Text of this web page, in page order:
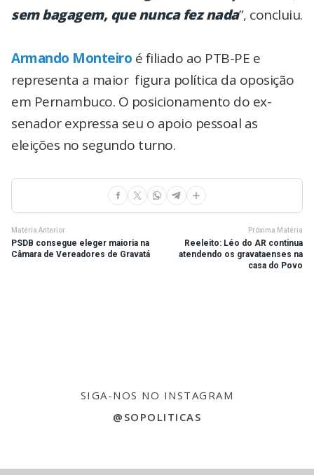
sem bagagem, que nunca fez nada”, concluiu.
Armando Monteiro é filiado ao PTB-PE e
representa a maior figura política da oposição
em Pernambuco. O posicionamento do ex-
senador expressa seu o apoio pessoal as
eleições no segundo turno.
Matéria Anterior
PSDB consegue eleger maioria na
Câmara de Vereadores de Gravatá
Próxima Matéria
Reeleito: Léo do AR continua
atendendo os gravataenses na
casa do Povo
SIGA-NOS NO INSTAGRAM
@SOPOLITICAS